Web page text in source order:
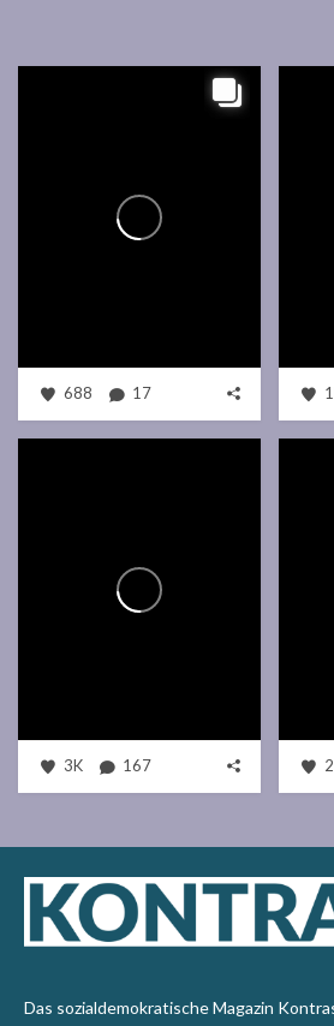
688 17
3K 167
Das sozialdemokratische Magazin